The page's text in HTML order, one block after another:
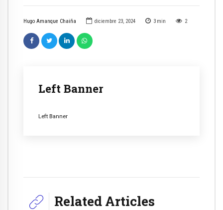
Hugo Amanque Chaiña diciembre 23, 2024 3 min 2
Left Banner
Left Banner
Related Articles